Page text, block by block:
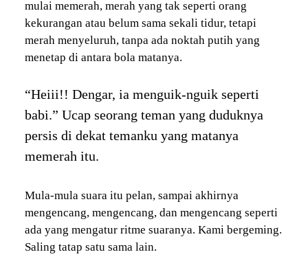
mulai memerah, merah yang tak seperti orang
kekurangan atau belum sama sekali tidur, tetapi
merah menyeluruh, tanpa ada noktah putih yang
menetap di antara bola matanya.
“Heiii!! Dengar, ia menguik-nguik seperti
babi.” Ucap seorang teman yang duduknya
persis di dekat temanku yang matanya
memerah itu.
Mula-mula suara itu pelan, sampai akhirnya
mengencang, mengencang, dan mengencang seperti
ada yang mengatur ritme suaranya. Kami bergeming.
Saling tatap satu sama lain.